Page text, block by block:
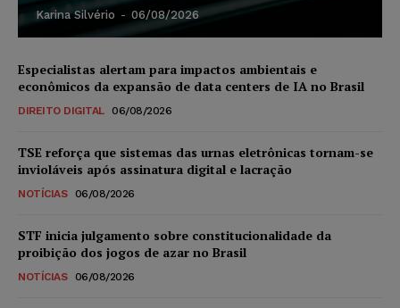
Karina Silvério - 06/08/2026
Especialistas alertam para impactos ambientais e
econômicos da expansão de data centers de IA no Brasil
DIREITO DIGITAL 06/08/2026
TSE reforça que sistemas das urnas eletrônicas tornam-se
invioláveis após assinatura digital e lacração
NOTÍCIAS 06/08/2026
STF inicia julgamento sobre constitucionalidade da
proibição dos jogos de azar no Brasil
NOTÍCIAS 06/08/2026